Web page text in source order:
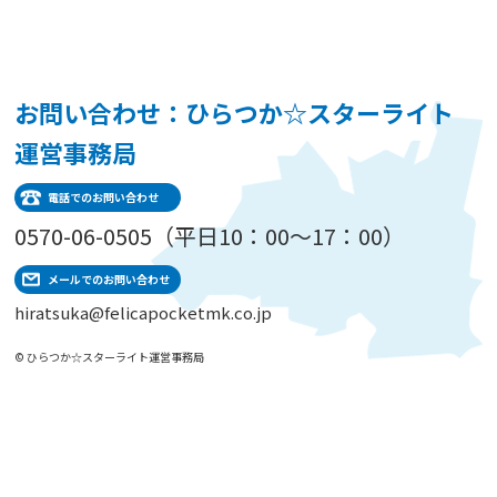
お問い合わせ：ひらつか☆スターライト
運営事務局
電話でのお問い合わせ
0570-06-0505（平日10：00～17：00）
メールでのお問い合わせ
hiratsuka@felicapocketmk.co.jp
© ひらつか☆スターライト運営事務局